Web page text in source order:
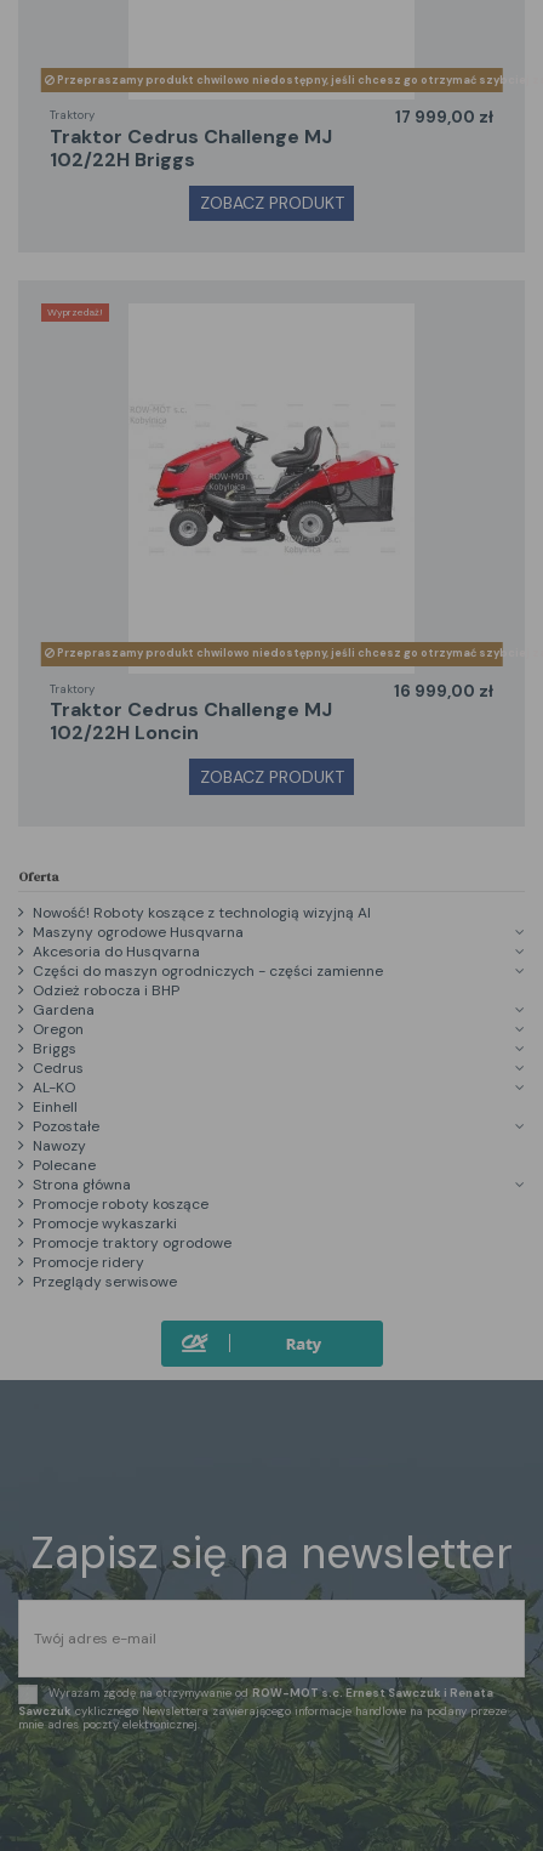
Przepraszamy produkt chwilowo niedostępny, jeśli chcesz go otrzymać szybciej
Traktory
traktor Cedrus Challenge MJ
102/22H Briggs
17 999,00 zł
ZOBACZ PRODUKT
Wyprzedaż!
Przepraszamy produkt chwilowo niedostępny, jeśli chcesz go otrzymać szybciej
Traktory
traktor Cedrus Challenge MJ
102/22H Loncin
16 999,00 zł
ZOBACZ PRODUKT
Oferta
Nowość! Roboty koszące z technologią wizyjną AI
Maszyny ogrodowe Husqvarna
Akcesoria do Husqvarna
Części do maszyn ogrodniczych - części zamienne
Odzież robocza i BHP
Gardena
Oregon
Briggs
Cedrus
AL-KO
Einhell
Pozostałe
Nawozy
Polecane
Strona główna
Promocje roboty koszące
Promocje wykaszarki
Promocje traktory ogrodowe
Promocje ridery
Przeglądy serwisowe
Zapisz się na newsletter
Wyrażam zgodę na otrzymywanie od ROW-MOT s.c. Ernest Sawczuk i Renata
Sawczukcyklicznego Newslettera zawierającego informacje handlowe na podany przeze
mnie adres poczty elektronicznej.